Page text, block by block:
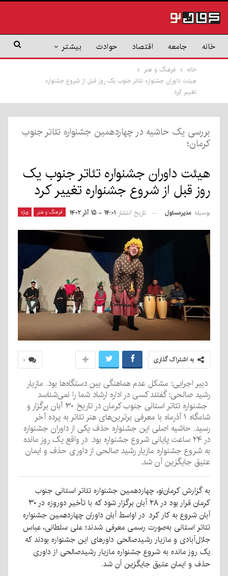
خانه جامعه اقتصاد حوادث بیشتر
خانه
فرهنگ و هنر
هیئت داوران جشنواره تئاتر جنوب یک روز قبل از شروع جشنواره
تغییر کرد
بررسی یک حاشیه در چهاردهمین جشنواره تئاتر جنوب
کرمان؛
هیئت داوران جشنواره تئاتر جنوب یک
روز قبل از شروع جشنواره تغییر کرد
فرهنگ و هنر ویژه بوسیله مدیرمسئول تاریخ انتشار ۱۴:۰۱ - ۱۵ آذر ۱۴۰۲
۰ به اشتراک گذاری
دبیر اجرایی: مشکل عدم هماهنگی بین دستگاه‌ها بود. مازیار
رشید صالحی: گفتند کسی در اداره ارشاد شما را نمی‌شناسد
جشنواره تئاتر استانی جنوب کرمان در تاریخ ۳۰ آبان برگزار و
شامگاه ۱ آذرماه با معرفی برترین‌های هنر تئاتر به پرده آخر
رسید. حاشیه اصلی این جشنواره حذف یکی از داوران جشنواره
در ۲۴ ساعت پایانی شروع جشنواره بود. در واقع یک روز مانده
به شروع جشنواره مازیار رشید صالحی از داوری حذف و ایمان
عتیق جایگزین آن شد.
به گزارش کرمان‌نو، چهاردهمین جشنواره تئاتر استانی جنوب
کرمان قرار بود در ۲۸ آبان برگزار شود که با تأخیر دوروزه در ۳۰
آبان شروع به کار کرد. در اواسط آبان داوران چهاردهمین جشنواره
تئاتر استانی به‌صورت رسمی معرفی شدند؛ علی سلطانی، عباس
جلال‌آبادی و مازیار رشیدصالحی داورهای این جشنواره بودند که
یک روز مانده به شروع جشنواره مازیار رشیدصالحی از داوری
حذف و ایمان عتیق جایگزین آن شد.